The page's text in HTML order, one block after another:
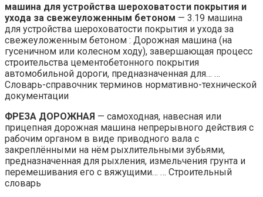
машина для устройства шероховатости покрытия и
ухода за свежеуложенным бетоном — 3.19 машина
для устройства шероховатости покрытия и ухода за
свежеуложенным бетоном : Дорожная машина (на
гусеничном или колесном ходу), завершающая процесс
строительства цементобетонного покрытия
автомобильной дороги, предназначенная для… …
Словарь-справочник терминов нормативно-технической
документации
ФРЕЗА ДОРОЖНАЯ — самоходная, навесная или
прицепная дорожная машина непрерывного действия с
рабочим органом в виде приводного вала с
закреплёнными на нём рыхлительными зубьями,
предназначенная для рыхления, измельчения грунта и
перемешивания его с вяжущими… … Строительный
словарь